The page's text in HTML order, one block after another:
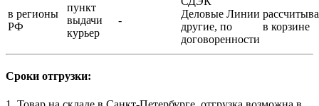
в регионы
РФ
пункт
выдачи
курьер
-
Деловые Линии
другие, по
договоренности
в корзине
Сроки отгрузки: